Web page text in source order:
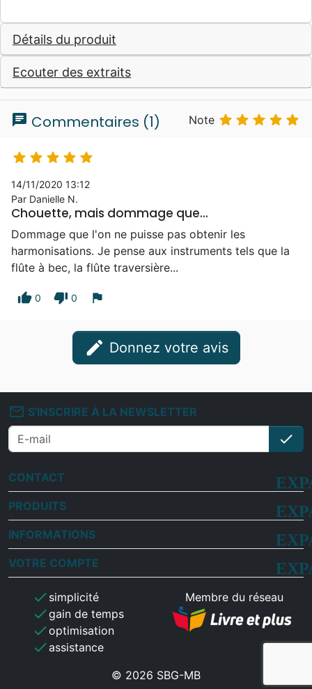
Détails du produit
Ecouter des extraits
chat Commentaires (1) Note     
    
14/11/2020 13:12
Par Danielle N.
Chouette, mais dommage que...
Dommage que l'on ne puisse pas obtenir les
harmonisations. Je pense aux instruments tels que la
flûte à bec, la flûte traversière...
thumb_up 0 thumb_down 0 flag
edit Donnez votre avis
mail_outline S'INSCRIRE À LA NEWSLETTER
check
CONTACT
PRODUITS
INFORMATIONS
VOTRE COMPTE
check simplicité
checkgain de temps
checkoptimisation
checkassistance
Membre du réseau
© 2026 SBG-MB